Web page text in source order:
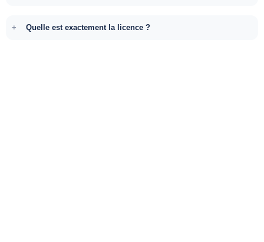
Quelle est exactement la licence ?